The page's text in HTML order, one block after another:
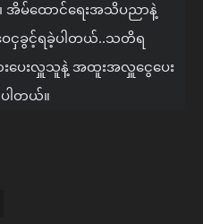
အိမ်ထောင်ရေးအသိပညာနဲ့
ငှခွင့်ရခဲ့ပါတယ်..သတိရ
းပေးလှူသူနဲ့ အထူးအလှူငွေပေး
ါတယ်။